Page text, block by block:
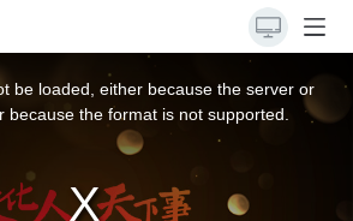
be loaded, either because the server or
because the format is not supported.